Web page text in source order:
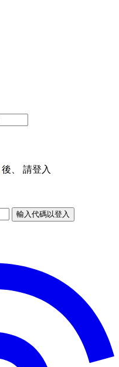
後、 請登入
輸入代碼以登入